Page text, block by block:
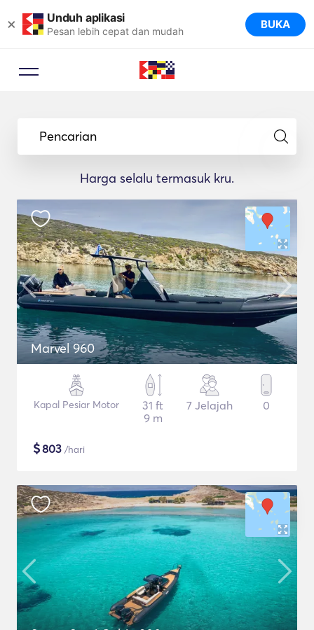
× Unduh aplikasi
Pesan lebih cepat dan mudah BUKA
Pencarian
Harga selalu termasuk kru.
Marvel 960
Kapal Pesiar Motor
31 ft
9 m
7 Jelajah 0
$803 /hari